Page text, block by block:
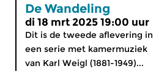
De Wandeling
di 18 mrt 2025 19:00 uur
Dit is de tweede aflevering in
een serie met kamermuziek
van Karl Weigl (1881-1949)...